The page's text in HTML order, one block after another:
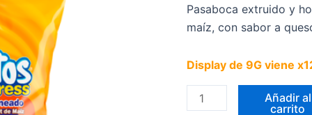
Pasaboca extruido y
maíz, con sabor a
Display de 9G viene
Uds
cantidad
Añadir al
carrito